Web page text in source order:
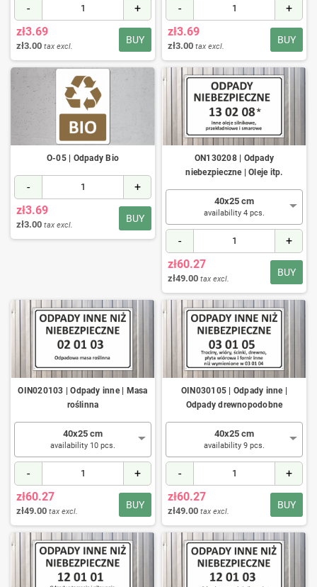
- +
BUY
zł3.69
zł3.00 tax excl.
- +
BUY
zł3.69
zł3.00 tax excl.
O-05 | Odpady Bio
- +
BUY
zł3.69
zł3.00 tax excl.
ON130208 | Odpady
niebezpieczne | Oleje itp.
40x25 cm
availability 4 pcs.
- +
BUY
zł60.27
zł49.00 tax excl.
OIN020103 | Odpady inne | Masa
roślinna
40x25 cm
availability 10 pcs.
- +
BUY
zł60.27
zł49.00 tax excl.
OIN030105 | Odpady inne |
Odpady drewnopodobne
40x25 cm
availability 9 pcs.
- +
BUY
zł60.27
zł49.00 tax excl.